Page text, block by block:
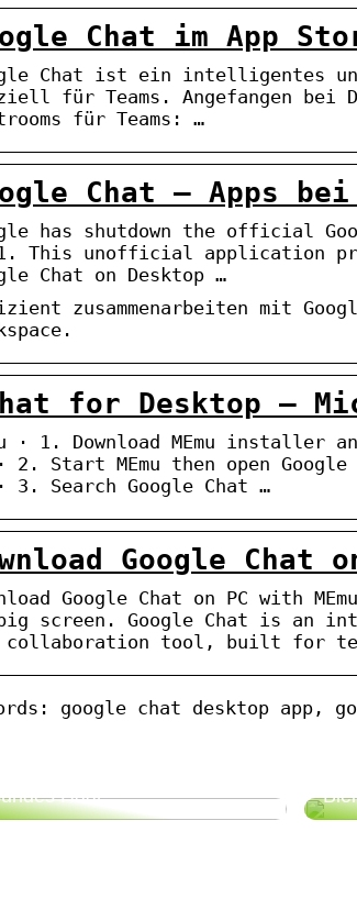
Chat im App
Chat ist ein intelligentes
für Teams. Angefangen
für Teams: …
Chat – Apps
has shutdown the official
This unofficial application
Chat on Desktop …
zusammenarbeiten mit
for Desktop –
· 1. Download MEmu
2. Start MEmu then open
3. Search Google Chat …
Google Chat
Google Chat on PC with
screen. Google Chat is an
collaboration tool, built for
google chat desktop app,
Haar